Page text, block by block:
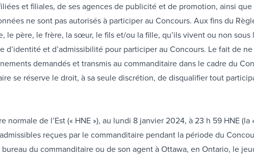
et filiales, de ses agences de publicité et de promotion, ainsi
ne sont pas autorisés à participer au Concours. Aux fins du
père, le frère, la sœur, le fils et/ou la fille, qu’ils vivent ou non sous
et d’admissibilité pour participer au Concours. Le fait de
demandés et transmis au commanditaire dans le cadre du
se réserve le droit, à sa seule discrétion, de disqualifier tout
normale de l’Est (« HNE »), au lundi 8 janvier 2024, à 23 h 59 HNE(la
reçues par le commanditaire pendant la période du
du commanditaire ou de son agent à Ottawa, en Ontario, le